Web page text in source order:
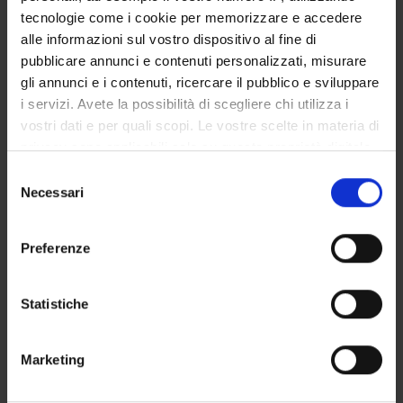
tecnologie come i cookie per memorizzare e accedere
alle informazioni sul vostro dispositivo al fine di
pubblicare annunci e contenuti personalizzati, misurare
gli annunci e i contenuti, ricercare il pubblico e sviluppare
i servizi. Avete la possibilità di scegliere chi utilizza i
vostri dati e per quali scopi. Le vostre scelte in materia di
privacy sono applicabili solo su questa proprietà digitale
modificare o revocare il proprio consenso in qualsiasi
momento dalla Dichiarazione sui cookie o facendo clic
raccogliere informazioni sulla tua posizione
geografica, con un'approssimazione di qualche
Identificare il tuo dispositivo, scansionandolo
delNecessari
Preferenze
Statistiche
Marketing
Tecnico-Amministrativo
Michela Rimondini
Professore associato
Christa Zimmermann
Incaricato alla ricerca
SEZIONI
GRUPPI DI RICERCA